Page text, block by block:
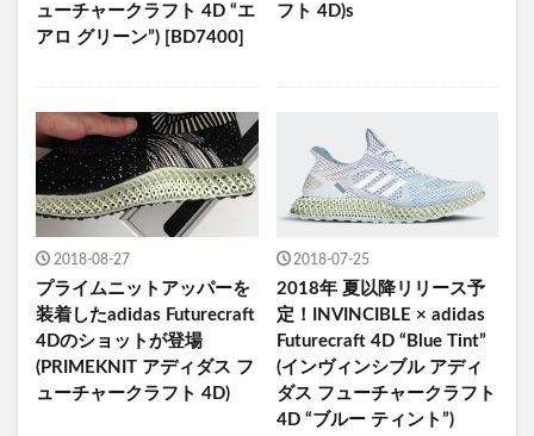
ューチャークラフト 4D “エ
アロ グリーン”) [BD7400]
フト 4D)s
2018-08-27
プライムニットアッパーを
装着したadidas Futurecraft
4Dのショットが登場
(PRIMEKNIT アディダス フ
ューチャークラフト 4D)
2018-07-25
2018年 夏以降リリース予
定！INVINCIBLE × adidas
Futurecraft 4D “Blue Tint”
(インヴィンシブル アディ
ダス フューチャークラフト
4D “ブルー ティント”)